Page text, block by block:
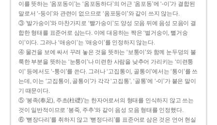
이를 뜻하는 ‘옴포동이’는 ‘옴포동하다’의 어근 ‘옴포동’에 ‘-이’가 결합된
말로서 ‘-둥이’와 관련이 없으므로 ‘옴포둥이’와 같이 쓰지 않는다.
③ ‘발가숭이’와 마찬가지로 ‘빨가숭이’도 양성 모음 뒤에 음성 모음이 결
합한 형태를 표준어로 삼는다. 이에 대응하는 짝은 ‘벌거숭이, 뻘거숭
이’이다. 그러나 ‘애송이’는 ‘애숭이’를 인정하지 않는다.
④ 물건을 보에 싸서 꾸려 놓은 것을 뜻하는 ‘보퉁이’와 함께 눈두덩의 불
룩한 부분을 뜻하는 ‘눈퉁이’나 미련한 사람을 낮추어 가리키는 ‘미련퉁
이’ 등에서도 ‘-퉁이’를 쓴다. 그러나 ‘고집통이, 골통이’에서는 ‘통이’를 쓰
는데, 이는 ‘고집통이, 골통이’가 각각 ‘고집통’, ‘골통’에 ‘-이’가 붙은 말이
기 때문이다.
⑤ ‘봉족(奉足), 주초(柱礎)’는 한자어로서의 형태를 인식하지 않고 쓰는
것이 일반적이므로 ‘봉죽, 주추’와 같이 음성 모음 형태를 인정했다.
⑥ ‘뻗장다리’를 취하지 않고 ‘뻗정다리’를 표준어로 삼은 것은 언어 현실